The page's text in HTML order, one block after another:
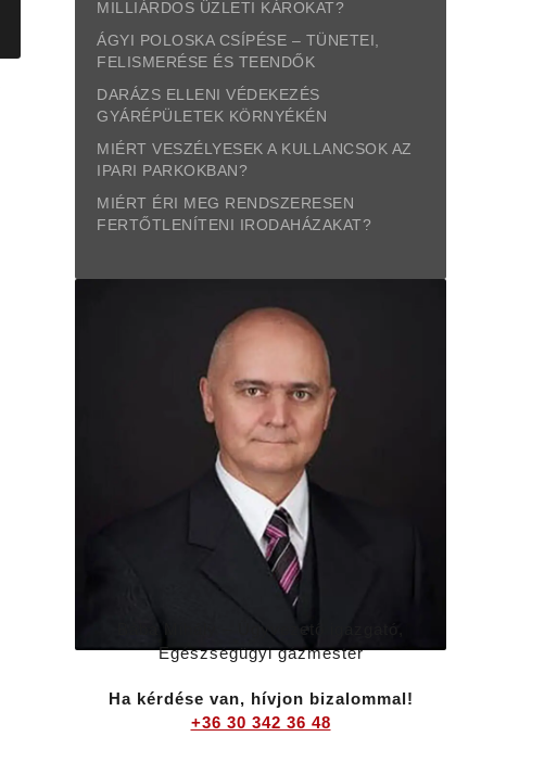
MILLIÁRDOS ÜZLETI KÁROKAT?
ÁGYI POLOSKA CSÍPÉSE – TÜNETEI,
FELISMERÉSE ÉS TEENDŐK
DARÁZS ELLENI VÉDEKEZÉS
GYÁRÉPÜLETEK KÖRNYÉKÉN
MIÉRT VESZÉLYESEK A KULLANCSOK AZ
IPARI PARKOKBAN?
MIÉRT ÉRI MEG RENDSZERESEN
FERTŐTLENÍTENI IRODAHÁZAKAT?
Bába Mihály – Ügyvezető igazgató,
Egészségügyi gázmester
Ha kérdése van, hívjon bizalommal!
+36 30 342 36 48